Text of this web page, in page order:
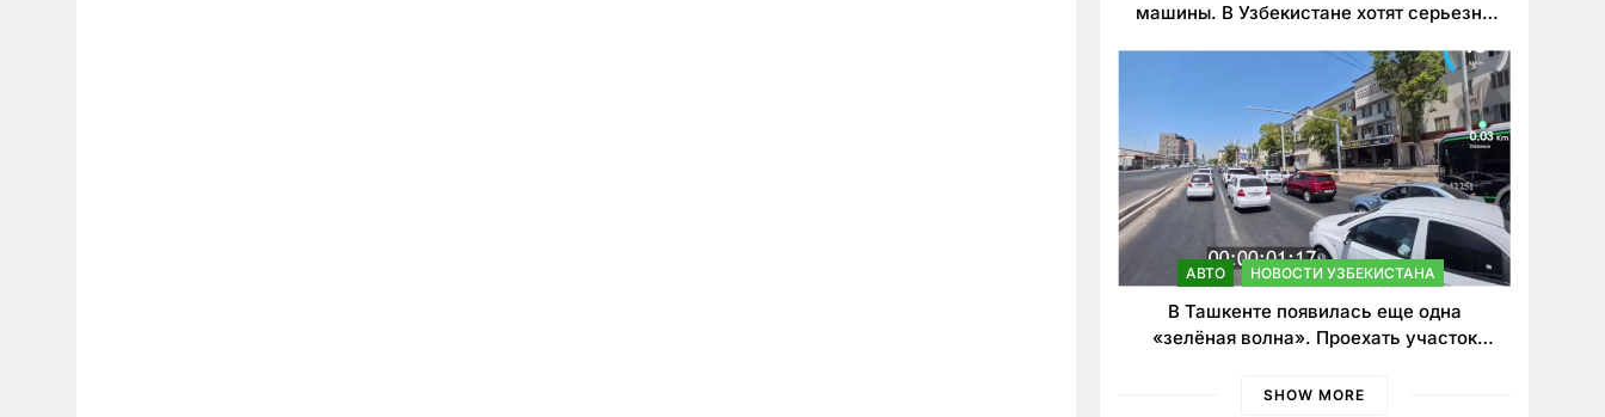
машины. В Узбекистане хотят серьезно
АВТО НОВОСТИ УЗБЕКИСТАНА
В Ташкенте появилась еще одна
«зелёная волна». Проехать участок
SHOW MORE